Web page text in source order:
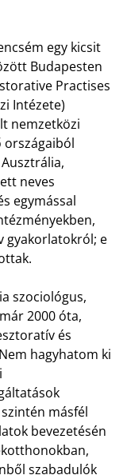
egy kicsit
Budapesten
Practises
Intézete)
nemzetközi
országaiból
neves
egymással
gyakorlatokról; e
szociológus,
2000 óta,
és
hagyhatom ki
másfél
bevezetésén
szabadulók